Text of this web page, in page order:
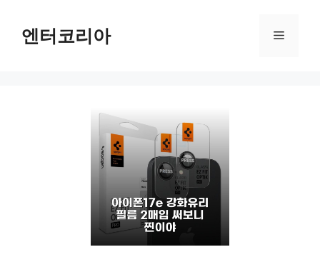
엔터코리아 메